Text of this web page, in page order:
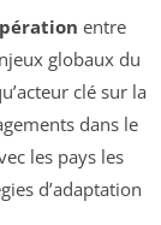
entre
globaux du
clé sur la
dans le
les pays les
d’adaptation